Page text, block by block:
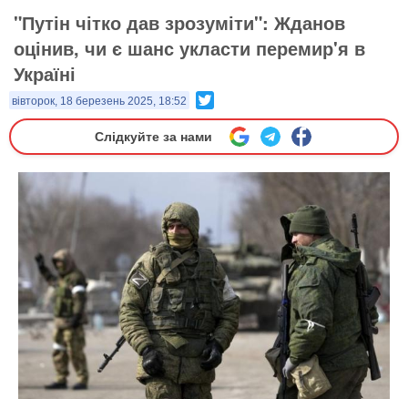
"Путін чітко дав зрозуміти": Жданов
оцінив, чи є шанс укласти перемир'я в
Україні
вівторок, 18 березень 2025, 18:52
Слідкуйте за нами